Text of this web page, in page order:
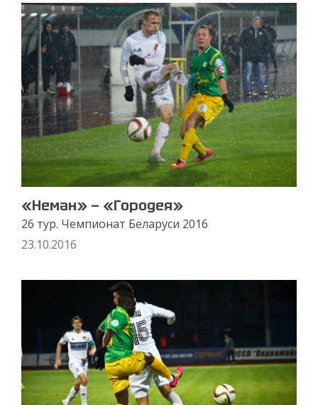
«Неман» — «Городея»
26 тур. Чемпионат Беларуси 2016
23.10.2016